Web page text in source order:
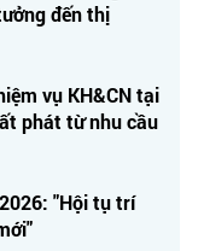
đến thị
vụ KH&CN tại
phát từ nhu cầu
"Hội tụ trí